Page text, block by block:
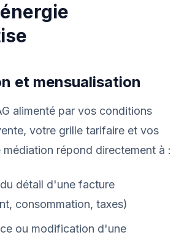
et mensualisation
alimenté par vos conditions
votre grille tarifaire et vos
répond directement à :
détail d'une facture
consommation, taxes)
ou modification d'une